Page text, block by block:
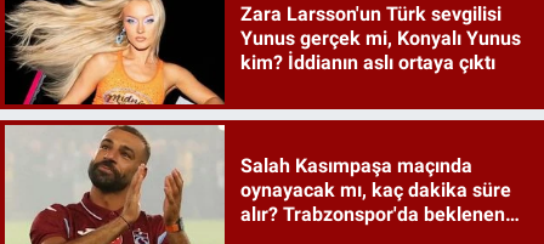
Zara Larsson'un Türk sevgilisi
Yunus gerçek mi, Konyalı Yunus
kim? İddianın aslı ortaya çıktı
Salah Kasımpaşa maçında
oynayacak mı, kaç dakika süre
alır? Trabzonspor'da beklenen